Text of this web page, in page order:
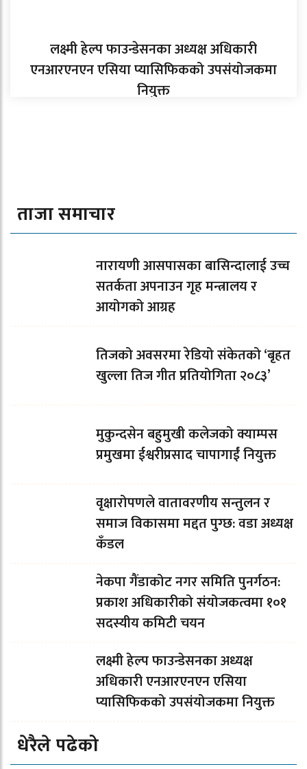
लक्ष्मी हेल्प फाउन्डेसनका अध्यक्ष अधिकारी
एनआरएनएन एसिया प्यासिफिकको उपसंयोजकमा
नियुक्त
ताजा समाचार
नारायणी आसपासका बासिन्दालाई उच्च
सतर्कता अपनाउन गृह मन्त्रालय र
आयोगको आग्रह
तिजको अवसरमा रेडियो संकेतको ‘बृहत
खुल्ला तिज गीत प्रतियोगिता २०८३’
मुकुन्दसेन बहुमुखी कलेजको क्याम्पस
प्रमुखमा ईश्वरीप्रसाद चापागाईं नियुक्त
वृक्षारोपणले वातावरणीय सन्तुलन र
समाज विकासमा मद्दत पुग्छ: वडा अध्यक्ष
कँडल
नेकपा गैंडाकोट नगर समिति पुनर्गठन:
प्रकाश अधिकारीको संयोजकत्वमा १०१
सदस्यीय कमिटी चयन
लक्ष्मी हेल्प फाउन्डेसनका अध्यक्ष
अधिकारी एनआरएनएन एसिया
प्यासिफिकको उपसंयोजकमा नियुक्त
धेरैले पढेको